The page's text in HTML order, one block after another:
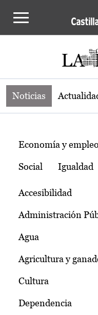
Noticias de la
Noticias
Temas
Economía y empleo
Social Igualdad
Accesibilidad
Administración
Agua
Agricultura y
Cultura
Dependencia